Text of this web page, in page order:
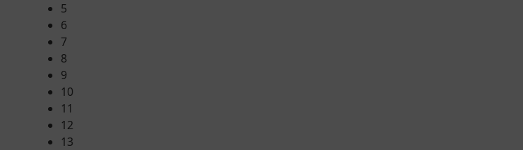
5
6
7
8
9
10
11
12
13